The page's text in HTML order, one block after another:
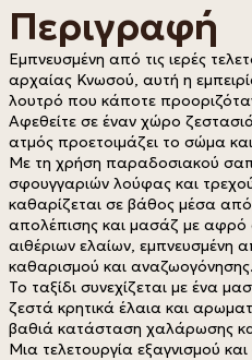
Περιγραφή
Εμπνευσμένη από τις ιερές
αρχαίας Κνωσού, αυτή η
λουτρό που κάποτε
Αφεθείτε σε έναν χώρο
ατμός προετοιμάζει το σώμα
Με τη χρήση παραδοσιακού
σφουγγαριών λούφας και
καθαρίζεται σε βάθος μέσα από
απολέπισης και μασάζ με αφρό
αιθέριων ελαίων, εμπνευσμένη
καθαρισμού και αναζωογόνησης.
Το ταξίδι συνεχίζεται με ένα
ζεστά κρητικά έλαια και
βαθιά κατάσταση χαλάρωσης
Μια τελετουργία εξαγνισμού